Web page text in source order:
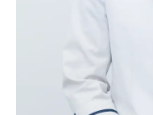
インプラント説明会